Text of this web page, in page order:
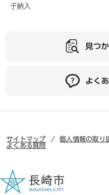
子納入
見つ
よく
サイトマップ 個人情報の取り
よくある質問